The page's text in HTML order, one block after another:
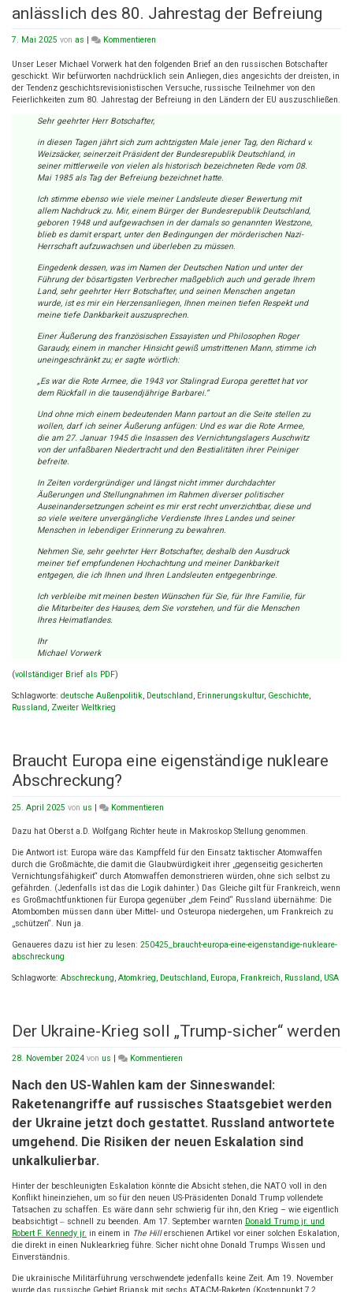
anlässlich des 80. Jahrestag der Befreiung
7. Mai 2025 von as Kommentieren
an
den
russischen
Botschafter
Jahrestag
der
Befreiung
Unser Leser Michael Vorwerk hat den folgenden Brief an den russischen Botschafter
geschickt. Wir befürworten nachdrücklich sein Anliegen, dies angesichts der dreisten, in
der Tendenz geschichtsrevisionistischen Versuche, russische Teilnehmer von den
Feierlichkeiten zum 80. Jahrestag der Befreiung in den Ländern der EU auszuschließen.
Sehr geehrter Herr Botschafter,
in diesen Tagen jährt sich zum achtzigsten Male jener Tag, den Richard v.
Weizsäcker, seinerzeit Präsident der Bundesrepublik Deutschland, in
seiner mittlerweile von vielen als historisch bezeichneten Rede vom 08.
Mai 1985 als Tag der Befreiung bezeichnet hatte.
Ich stimme ebenso wie viele meiner Landsleute dieser Bewertung mit
allem Nachdruck zu. Mir, einem Bürger der Bundesrepublik Deutschland,
geboren 1948 und aufgewachsen in der damals so genannten Westzone,
blieb es damit erspart, unter den Bedingungen der mörderischen Nazi-
Herrschaft aufzuwachsen und überleben zu müssen.
Eingedenk dessen, was im Namen der Deutschen Nation und unter der
Führung der bösartigsten Verbrecher maßgeblich auch und gerade Ihrem
Land, sehr geehrter Herr Botschafter, und seinen Menschen angetan
wurde, ist es mir ein Herzensanliegen, Ihnen meinen tiefen Respekt und
meine tiefe Dankbarkeit auszusprechen.
Einer Äußerung des französischen Essayisten und Philosophen Roger
Garaudy, einem in mancher Hinsicht gewiß umstrittenen Mann, stimme ich
uneingeschränkt zu; er sagte wörtlich:
„Es war die Rote Armee, die 1943 vor Stalingrad Europa gerettet hat vor
dem Rückfall in die tausendjährige Barbarei.“
Und ohne mich einem bedeutenden Mann partout an die Seite stellen zu
wollen, darf ich seiner Äußerung anfügen: Und es war die Rote Armee,
die am 27. Januar 1945 die Insassen des Vernichtungslagers Auschwitz
von der unfaßbaren Niedertracht und den Bestialitäten ihrer Peiniger
befreite.
In Zeiten vordergründiger und längst nicht immer durchdachter
Äußerungen und Stellungnahmen im Rahmen diverser politischer
Auseinandersetzungen scheint es mir erst recht unverzichtbar, diese und
so viele weitere unvergängliche Verdienste Ihres Landes und seiner
Menschen in lebendiger Erinnerung zu bewahren.
Nehmen Sie, sehr geehrter Herr Botschafter, deshalb den Ausdruck
meiner tief empfundenen Hochachtung und meiner Dankbarkeit
entgegen, die ich Ihnen und Ihren Landsleuten entgegenbringe.
Ich verbleibe mit meinen besten Wünschen für Sie, für Ihre Familie, für
die Mitarbeiter des Hauses, dem Sie vorstehen, und für die Menschen
Ihres Heimatlandes.
Ihr
Michael Vorwerk
(vollständiger Brief als PDF)
Schlagworte: deutsche Außenpolitik, Deutschland , Erinnerungskultur, Geschichte,
Russland , Zweiter Weltkrieg
Braucht Europa eine eigenständige nukleare
Abschreckung?
25. April 2025 von us | Kommentieren
Europa
eigenständige
nukleare
Abschreckung?
Dazu hat Oberst a.D. Wolfgang Richter heute in Makroskop Stellung genommen.
Die Antwort ist: Europa wäre das Kampffeld für den Einsatz taktischer Atomwaffen
durch die Großmächte, die damit die Glaubwürdigkeit ihrer „gegenseitig gesicherten
Vernichtungsfähigkeit“ durch Atomwaffen demonstrieren würden, ohne sich selbst zu
gefährden. (Jedenfalls ist das die Logik dahinter.) Das Gleiche gilt für Frankreich, wenn
es Großmachtfunktionen für Europa gegenüber „dem Feind“ Russland übernähme: Die
Atombomben müssen dann über Mittel- und Osteuropa niedergehen, um Frankreich zu
„schützen“. Nun ja.
Genaueres dazu ist hier zu lesen: 250425_braucht-europa-eine-eigenstandige-nukleare-
abschreckung
Schlagworte: Abschreckung, Atomkrieg, Deutschland , Europa, Frankreich, Russland , USA
Der Ukraine-Krieg soll „Trump-sicher“ werden
28. November 2024 von us | Kommentieren
Ukraine-
Krieg
soll
„Trump-
sicher“
werden
Nach den US-Wahlen kam der Sinneswandel:
Raketenangriffe auf russisches Staatsgebiet werden
der Ukraine jetzt doch gestattet. Russland antwortete
umgehend. Die Risiken der neuen Eskalation sind
unkalkulierbar.
Hinter der beschleunigten Eskalation könnte die Absicht stehen, die NATO voll in den
Konflikt hineinziehen, um so für den neuen US-Präsidenten Donald Trump vollendete
Tatsachen zu schaffen. Es wäre dann sehr schwierig für ihn, den Krieg – wie eigentlich
beabsichtigt – schnell zu beenden. Am 17. September warnten Donald Trump jr. und
Robert F. Kennedy jr. in einem in The Hillerschienen Artikel vor einer solchen Eskalation,
die direkt in einen Nuklearkrieg führe. Sicher nicht ohne Donald Trumps Wissen und
Einverständnis.
Die ukrainische Militärführung verschwendete jedenfalls keine Zeit. Am 19. November